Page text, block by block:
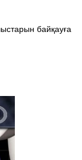
байқауға